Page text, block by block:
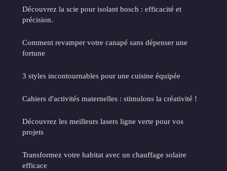
Découvrez la scie pour isolant bosch : efficacité et
précision.
Comment revamper votre canapé sans dépenser une
fortune
3 styles incontournables pour une cuisine équipée
Cahiers d'activités maternelles : stimulons la créativité !
Découvrez les meilleurs lasers ligne verte pour vos
projets
Transformez votre habitat avec un chauffage solaire
efficace